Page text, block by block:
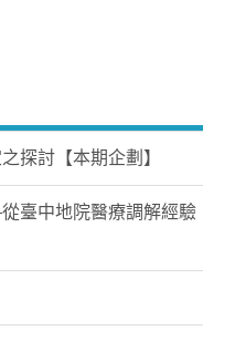
探討【本期企劃】
臺中地院醫療調解經驗